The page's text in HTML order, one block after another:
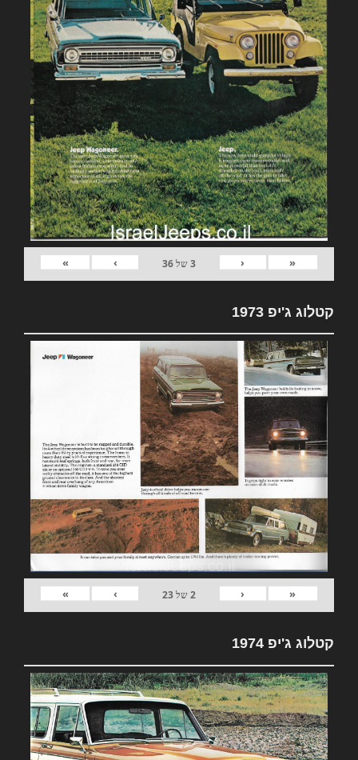
«
‹
3של36
›
»
קטלוג ג'יפ 1973
«
‹
2של23
›
»
קטלוג ג'יפ 1974